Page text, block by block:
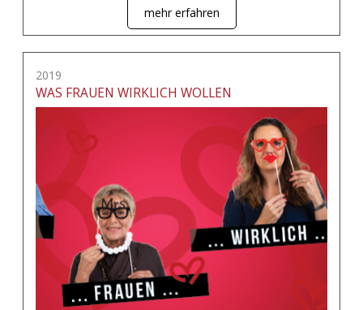
mehr erfahren
2019
WAS FRAUEN WIRKLICH WOLLEN